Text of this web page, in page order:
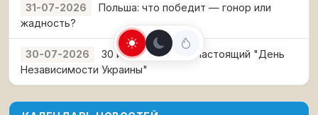
31-07-2026
Польша: что победит — гонор или
жадность?
30-07-2026
30 июня 1941 года: настоящий "День
Независимости Украины"